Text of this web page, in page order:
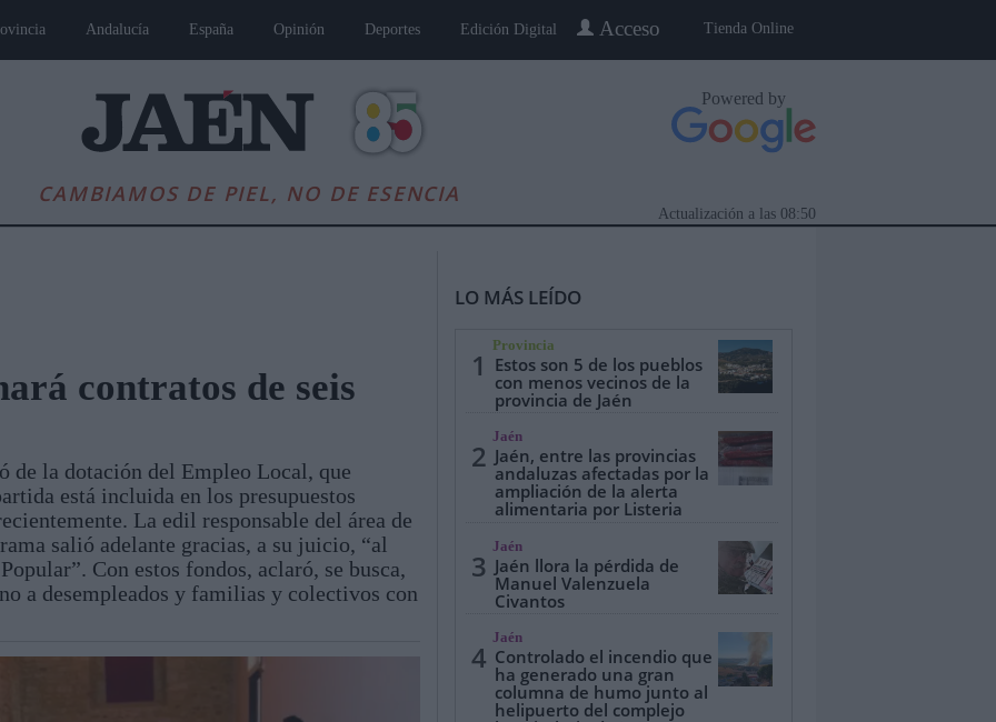
Tienda Online
Acceso
Andalucía España Opinión Deportes Edición Digital
CAMBIAMOS DE PIEL, NO DE ESENCIA
Powered by
08:50
Actualización a las
Jaén, Pueblo a Pueblo Especiales
contratos de seis
la dotación del Empleo Local, que
está incluida en los presupuestos
La edil responsable del área de
salió adelante gracias, a su juicio, “al
Con estos fondos, aclaró, se busca,
a desempleados y familias y colectivos con
LO MÁS LEÍDO
1
Provincia
Estos son 5 de los pueblos
con menos vecinos de la
provincia de Jaén
2
Jaén
Jaén, entre las provincias
andaluzas afectadas por la
ampliación de la alerta
alimentaria por Listeria
3
Jaén
Jaén llora la pérdida de
Manuel Valenzuela
Civantos
4
Jaén
Controlado el incendio que
ha generado una gran
columna de humo junto al
helipuerto del complejo